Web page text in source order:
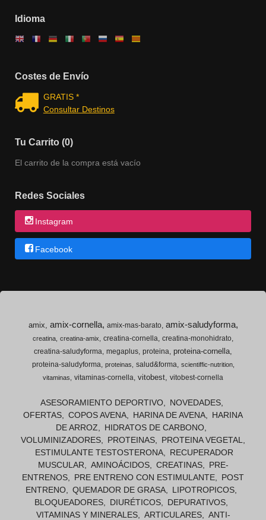
Idioma
Costes de Envío
GRATIS *
Consultar Destinos
Tu Carrito (0)
El carrito de la compra está vacío
Redes Sociales
Instagram
Facebook
amix amix-cornella amix-mas-barato amix-saludyforma
creatina creatina-amix creatina-cornella creatina-monohidrato
creatina-saludyforma megaplus proteina proteina-cornella
proteina-saludyforma proteinas salud&forma
scientiffic-nutrition
vitaminas
vitaminas-cornella vitobest vitobest-cornella
ASESORAMIENTO DEPORTIVO
NOVEDADES
OFERTAS
COPOS AVENA HARINA DE AVENA
HARINA
DE ARROZ
HIDRATOS DE CARBONO
VOLUMINIZADORES
PROTEINAS
PROTEINA VEGETAL
ESTIMULANTE TESTOSTERONA
RECUPERADOR
MUSCULAR
AMINOÁCIDOS CREATINAS
PRE-
ENTRENOS
PRE ENTRENO CON ESTIMULANTE
POST
ENTRENO
QUEMADOR DE GRASA
LIPOTROPICOS
BLOQUEADORES
DIURÉTICOS
DEPURATIVOS
VITAMINAS Y MINERALES
ARTICULARES
ANTI-